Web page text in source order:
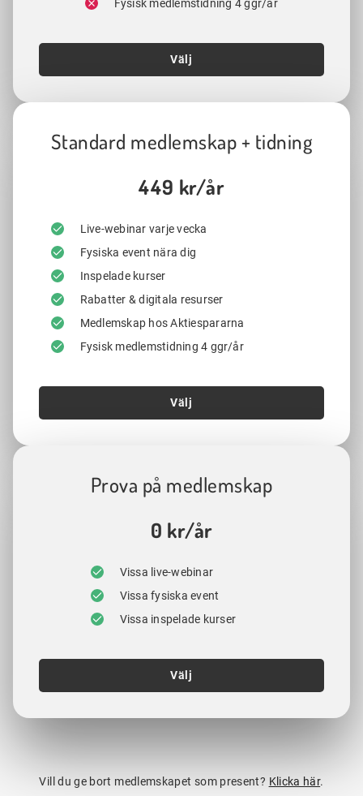
Fysisk medlemstidning 4 ggr/år
Välj
Standard medlemskap + tidning
449 kr/år
Live-webinar varje vecka
Fysiska event nära dig
Inspelade kurser
Rabatter & digitala resurser
Medlemskap hos Aktiespararna
Fysisk medlemstidning 4 ggr/år
Välj
Prova på medlemskap
0 kr/år
Vissa live-webinar
Vissa fysiska event
Vissa inspelade kurser
Välj
Vill du ge bort medlemskapet som present? Klicka här.